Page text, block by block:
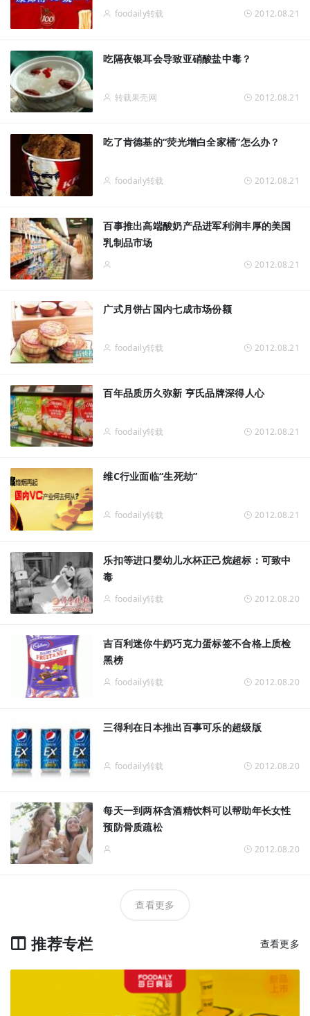
foodaily转载 2012.08.21
吃隔夜银耳会导致亚硝酸盐中毒？
转载果壳网 2012.08.21
吃了肯德基的“荧光增白全家桶”怎么办？
foodaily转载 2012.08.21
百事推出高端酸奶产品进军利润丰厚的美国
乳制品市场
2012.08.21
广式月饼占国内七成市场份额
foodaily转载 2012.08.21
百年品质历久弥新 亨氏品牌深得人心
foodaily转载 2012.08.21
维C行业面临“生死劫”
foodaily转载 2012.08.21
乐扣等进口婴幼儿水杯正己烷超标：可致中
毒
foodaily转载 2012.08.20
吉百利迷你牛奶巧克力蛋标签不合格上质检
黑榜
foodaily转载 2012.08.20
三得利在日本推出百事可乐的超级版
foodaily转载 2012.08.20
每天一到两杯含酒精饮料可以帮助年长女性
预防骨质疏松
2012.08.20
查看更多
推荐专栏 查看更多